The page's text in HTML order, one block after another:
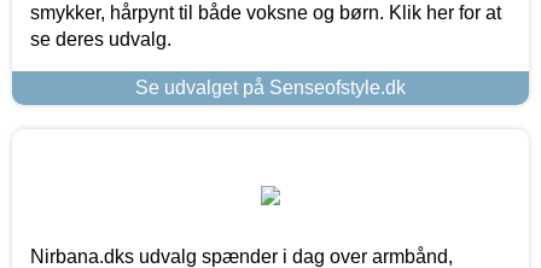
smykker, hårpynt til både voksne og børn. Klik her for at
se deres udvalg.
Se udvalget på Senseofstyle.dk
Nirbana.dks udvalg spænder i dag over armbånd,